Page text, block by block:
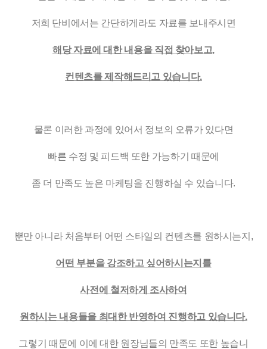
저희 단비에서는 간단하게라도 자료를 보내주시면
해당 자료에 대한 내용을 직접 찾아보고,
컨텐츠를 제작해드리고 있습니다.
물론 이러한 과정에 있어서 정보의 오류가 있다면
빠른 수정 및 피드백 또한 가능하기 때문에
좀 더 만족도 높은 마케팅을 진행하실 수 있습니다.
뿐만 아니라 처음부터 어떤 스타일의 컨텐츠를 원하시는지,
어떤 부분을 강조하고 싶어하시는지를
사전에 철저하게 조사하여
원하시는 내용들을 최대한 반영하여 진행하고 있습니다.
그렇기 때문에 이에 대한 원장님들의 만족도 또한 높습니